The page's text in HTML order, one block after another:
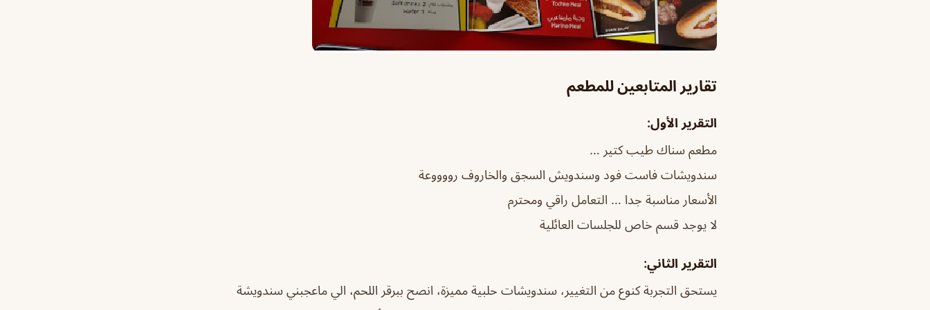
تقارير المتابعين للمطعم
التقرير الأول:
مطعم سناك طيب كتير …
سندويشات فاست فود وسندويش السجق والخاروف رووووعة
الأسعار مناسبة جدا … التعامل راقي ومحترم
لا يوجد قسم خاص للجلسات العائلية
التقرير الثاني:
يستحق التجربة كنوع من التغيير، سندويشات حلبية مميزة، انصح ببرقر اللحم، الي ماعجبني سندويشة